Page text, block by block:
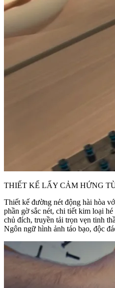
THIẾT KẾ LẤY CẢM HỨNG
Thiết kế đường nét động hài hòa
phần gờ sắc nét, chi tiết kim loại
chủ đích, truyền tải trọn vẹn tinh
Ngôn ngữ hình ảnh táo bạo, độc